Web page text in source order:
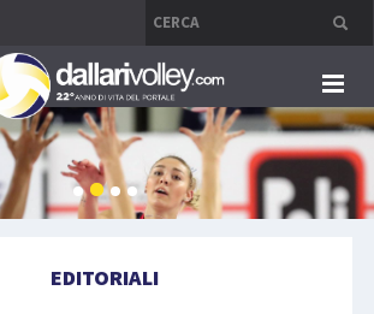
HOME
EDITORIALI